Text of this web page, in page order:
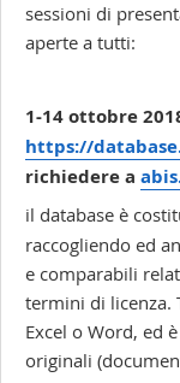
sessioni di
aperte a tutti:
1-14 ottobre
https://
richiedere a
il database è
raccogliendo ed
e comparabili
termini di licenza.
Excel o Word, ed
originali